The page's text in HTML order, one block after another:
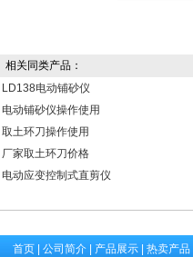
相关同类产品：
LD138电动铺砂仪
电动铺砂仪操作使用
取土环刀操作使用
厂家取土环刀价格
电动应变控制式直剪仪
首页 公司简介 产品展示 热卖产品